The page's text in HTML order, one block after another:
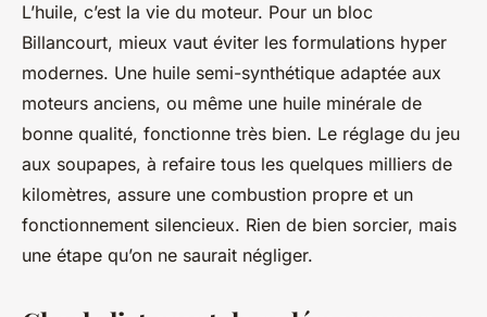
L’huile, c’est la vie du moteur. Pour un bloc
Billancourt, mieux vaut éviter les formulations hyper
modernes. Une huile semi-synthétique adaptée aux
moteurs anciens, ou même une huile minérale de
bonne qualité, fonctionne très bien. Le réglage du jeu
aux soupapes, à refaire tous les quelques milliers de
kilomètres, assure une combustion propre et un
fonctionnement silencieux. Rien de bien sorcier, mais
une étape qu’on ne saurait négliger.